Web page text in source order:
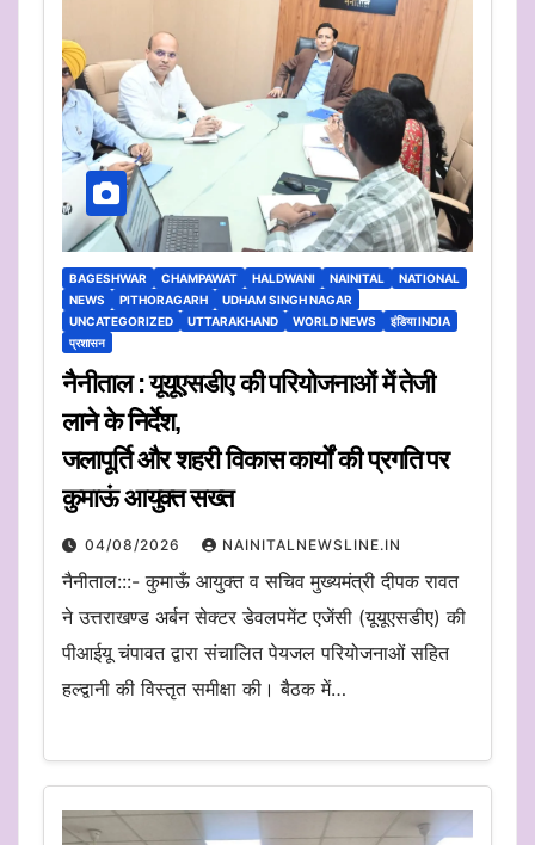
BAGESHWAR CHAMPAWAT HALDWANI NAINITAL
NATIONAL
NEWS
PITHORAGARH
UDHAM SINGH NAGAR
UNCATEGORIZED
UTTARAKHAND WORLD NEWS
इंडिया INDIA
प्रशासन
नैनीताल : यूयूएसडीए की परियोजनाओं में तेजी
लाने के निर्देश,
जलापूर्ति और शहरी विकास कार्यों की प्रगति पर
कुमाऊं आयुक्त सख्त
04/08/2026 NAINITALNEWSLINE.IN
नैनीताल:::- कुमाऊँ आयुक्त व सचिव मुख्यमंत्री दीपक रावत
ने उत्तराखण्ड अर्बन सेक्टर डेवलपमेंट एजेंसी (यूयूएसडीए) की
पीआईयू चंपावत द्वारा संचालित पेयजल परियोजनाओं सहित
हल्द्वानी की विस्तृत समीक्षा की। बैठक में…